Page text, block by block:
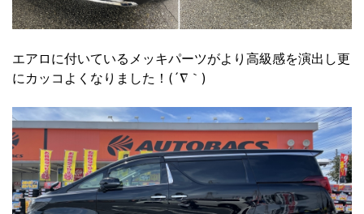
エアロに付いているメッキパーツがより高級感を演出し更
にカッコよくなりました！(´∇｀)